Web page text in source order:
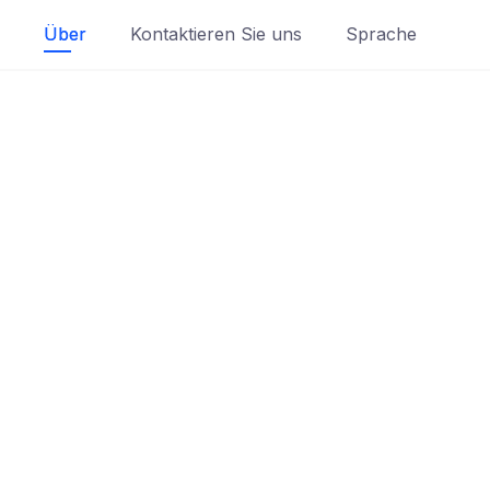
Über Kontaktieren Sie uns Sprache